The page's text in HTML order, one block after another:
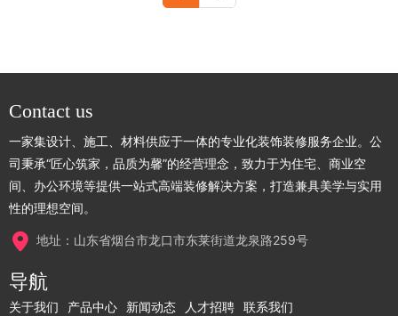
Contact us
一家集设计、施工、材料供应于一体的专业化装饰装修服务企业。公
司秉承“匠心筑家，品质为馨”的经营理念，致力于为住宅、商业空
间、办公环境等提供一站式高端装修解决方案，打造兼具美学与实用
性的理想空间。
地址：山东省烟台市龙口市东莱街道龙泉路259号
导航
关于我们 产品中心 新闻动态 人才招聘 联系我们